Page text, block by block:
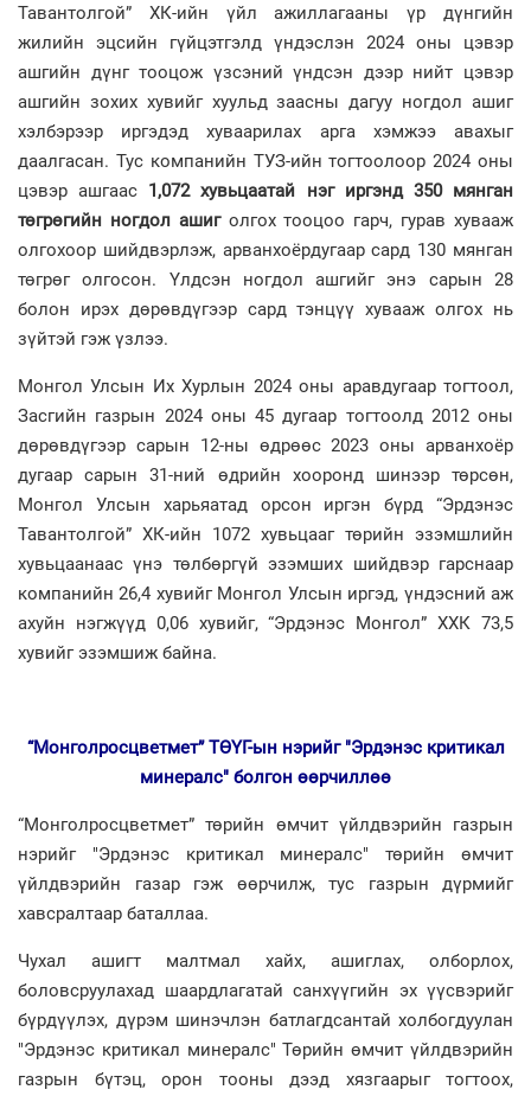
Тавантолгой” ХК-ийн үйл ажиллагааны үр дүнгийн
жилийн эцсийн гүйцэтгэлд үндэслэн 2024 оны цэвэр
ашгийн дүнг тооцож үзсэний үндсэн дээр нийт цэвэр
ашгийн зохих хувийг хуульд заасны дагуу ногдол ашиг
хэлбэрээр иргэдэд хуваарилах арга хэмжээ авахыг
даалгасан. Тус компанийн ТУЗ-ийн тогтоолоор 2024 оны
цэвэр ашгаас 1,072 хувьцаатай нэг иргэнд 350 мянган
төгрөгийн ногдол ашиголгох тооцоо гарч, гурав хувааж
олгохоор шийдвэрлэж, арванхоёрдугаар сард 130 мянган
төгрөг олгосон. Үлдсэн ногдол ашгийг энэ сарын 28
болон ирэх дөрөвдүгээр сард тэнцүү хувааж олгох нь
зүйтэй гэж үзлээ.
Монгол Улсын Их Хурлын 2024 оны аравдугаар тогтоол,
Засгийн газрын 2024 оны 45 дугаар тогтоолд 2012 оны
дөрөвдүгээр сарын 12-ны өдрөөс 2023 оны арванхоёр
дугаар сарын 31-ний өдрийн хооронд шинээр төрсөн,
Монгол Улсын харьяатад орсон иргэн бүрд “Эрдэнэс
Тавантолгой” ХК-ийн 1072 хувьцааг төрийн эзэмшлийн
хувьцаанаас үнэ төлбөргүй эзэмших шийдвэр гарснаар
компанийн 26,4 хувийг Монгол Улсын иргэд, үндэсний аж
ахуйн нэгжүүд 0,06 хувийг, “Эрдэнэс Монгол” ХХК 73,5
хувийг эзэмшиж байна.
“Монголросцветмет” ТӨҮГ-ын нэрийг "Эрдэнэс критикал
минералс" болгон өөрчиллөө
“Монголросцветмет” төрийн өмчит үйлдвэрийн газрын
нэрийг "Эрдэнэс критикал минералс" төрийн өмчит
үйлдвэрийн газар гэж өөрчилж, тус газрын дүрмийг
хавсралтаар баталлаа.
Чухал ашигт малтмал хайх, ашиглах, олборлох,
боловсруулахад шаардлагатай санхүүгийн эх үүсвэрийг
бүрдүүлэх, дүрэм шинэчлэн батлагдсантай холбогдуулан
"Эрдэнэс критикал минералс" Төрийн өмчит үйлдвэрийн
газрын бүтэц, орон тооны дээд хязгаарыг тогтоох,